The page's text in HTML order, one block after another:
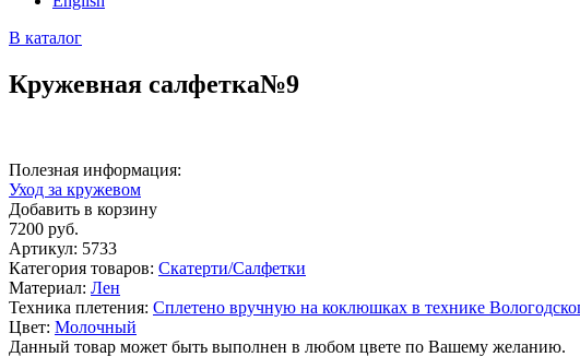
В каталог
Кружевная салфетка№9
Полезная информация:
Уход за кружевом
Добавить в корзину
7200 руб.
Артикул: 5733
Категория товаров: Скатерти/Салфетки
Материал: Лен
Техника плетения: Сплетено вручную на коклюшках в технике
Цвет: Молочный
Данный товар может быть выполнен в любом цвете по Вашему желанию.